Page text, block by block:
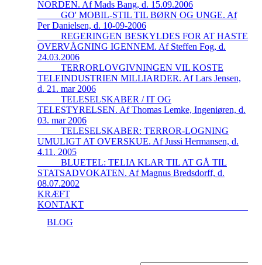
NORDEN. Af Mads Bang, d. 15.09.2006
_____GO' MOBIL-STIL TIL BØRN OG UNGE. Af
Per Danielsen, d. 10-09-2006
_____REGERINGEN BESKYLDES FOR AT HASTE
OVERVÅGNING IGENNEM. Af Steffen Fog, d.
24.03.2006
_____TERRORLOVGIVNINGEN VIL KOSTE
TELEINDUSTRIEN MILLIARDER. Af Lars Jensen,
d. 21. mar 2006
_____TELESELSKABER / IT OG
TELESTYRELSEN. Af Thomas Lemke, Ingeniøren, d.
03. mar 2006
_____TELESELSKABER: TERROR-LOGNING
UMULIGT AT OVERSKUE. Af Jussi Hermansen, d.
4.11. 2005
_____BLUETEL: TELIA KLAR TIL AT GÅ TIL
STATSADVOKATEN. Af Magnus Bredsdorff, d.
08.07.2002
KRÆFT
KONTAKT
BLOG